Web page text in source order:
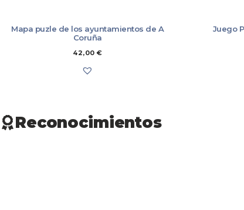
Mapa puzle de los ayuntamientos de A
Coruña
42,00 €
Juego
Reconocimientos